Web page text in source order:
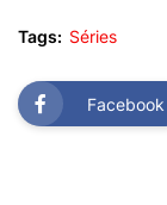
Tags: Séries
Facebook